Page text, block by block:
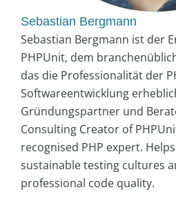
Sebastian Bergmann
Sebastian Bergmann ist der
PHPUnit, dem
das die Professionalität der
Softwareentwicklung
Gründungspartner und
Consulting Creator of
recognised PHP expert.
sustainable testing cultures
professional code quality.